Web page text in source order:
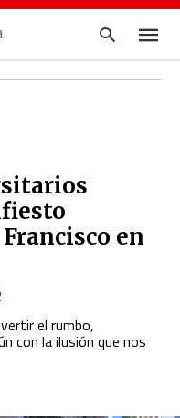
en
el rumbo,
con la ilusión que nos